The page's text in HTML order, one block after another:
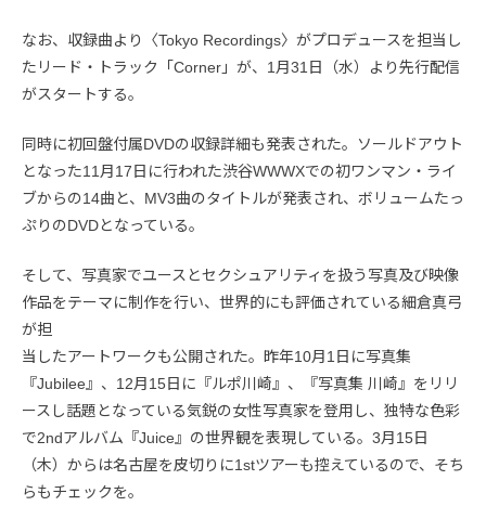
なお、収録曲より〈Tokyo Recordings〉がプロデュースを担当し
たリード・トラック「Corner」が、1月31日（水）より先行配信
がスタートする。
同時に初回盤付属DVDの収録詳細も発表された。ソールドアウト
となった11月17日に行われた渋谷WWWXでの初ワンマン・ライ
ブからの14曲と、MV3曲のタイトルが発表され、ボリュームたっ
ぷりのDVDとなっている。
そして、写真家でユースとセクシュアリティを扱う写真及び映像
作品をテーマに制作を行い、世界的にも評価されている細倉真弓
が担
当したアートワークも公開された。昨年10月1日に写真集
『Jubilee』、12月15日に『ルポ川崎』、『写真集 川崎』をリリ
ースし話題となっている気鋭の女性写真家を登用し、独特な色彩
で2ndアルバム『Juice』の世界観を表現している。3月15日
（木）からは名古屋を皮切りに1stツアーも控えているので、そち
らもチェックを。